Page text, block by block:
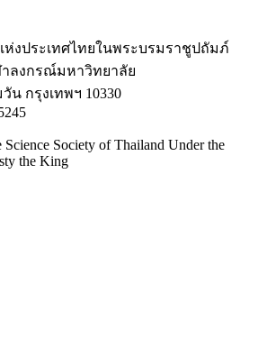
งประเทศไทยในพระบรมราชูปถัมภ์
ลงกรณ์มหาวิทยาลัย
กรุงเทพฯ 10330
Society of Thailand Under the
the King